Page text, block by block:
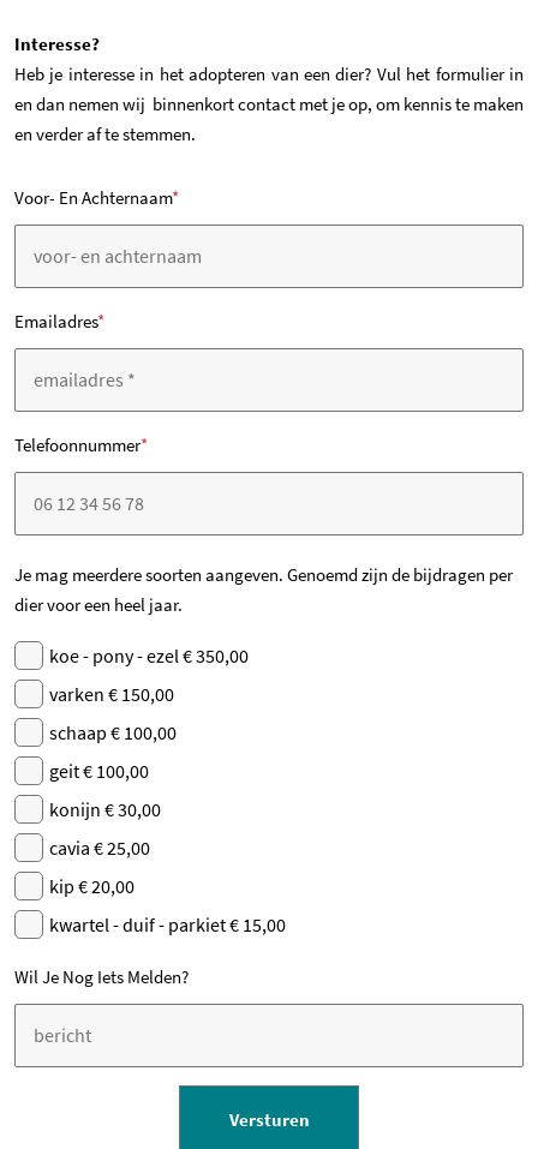
Interesse?
Heb je interesse in het adopteren van een dier? Vul het formulier in
en dan nemen wij binnenkort contact met je op, om kennis te maken
en verder af te stemmen.
Voor- En Achternaam*
Emailadres*
Telefoonnummer*
Je mag meerdere soorten aangeven. Genoemd zijn de bijdragen per
dier voor een heel jaar.
koe - pony - ezel € 350,00
varken € 150,00
schaap € 100,00
geit € 100,00
konijn € 30,00
cavia € 25,00
kip € 20,00
kwartel - duif - parkiet € 15,00
Wil Je Nog Iets Melden?